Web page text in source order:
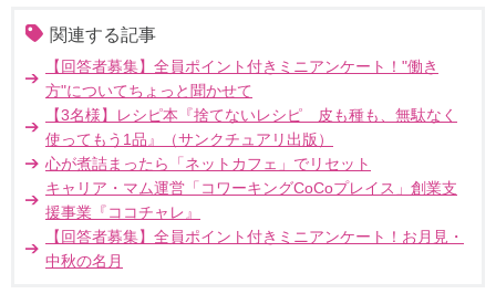
関連する記事
【回答者募集】全員ポイント付きミニアンケート！"働き
方"についてちょっと聞かせて
【3名様】レシピ本『捨てないレシピ 皮も種も、無駄なく
使ってもう1品』（サンクチュアリ出版）
心が煮詰まったら「ネットカフェ」でリセット
キャリア・マム運営「コワーキングCoCoプレイス」創業支
援事業『ココチャレ』
【回答者募集】全員ポイント付きミニアンケート！お月見・
中秋の名月